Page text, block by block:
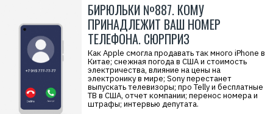
БИРЮЛЬКИ №887. КОМУ
ПРИНАДЛЕЖИТ ВАШ НОМЕР
ТЕЛЕФОНА. СЮРПРИЗ
Как Apple смогла продавать так много iPhone в
Китае; снежная погода в США и стоимость
электричества, влияние на цены на
электронику в мире; Sony перестанет
выпускать телевизоры; про Telly и бесплатные
ТВ в США, отчет компании; перенос номера и
штрафы; интервью депутата.
е
к
л
а
.
E
r
i
d
=